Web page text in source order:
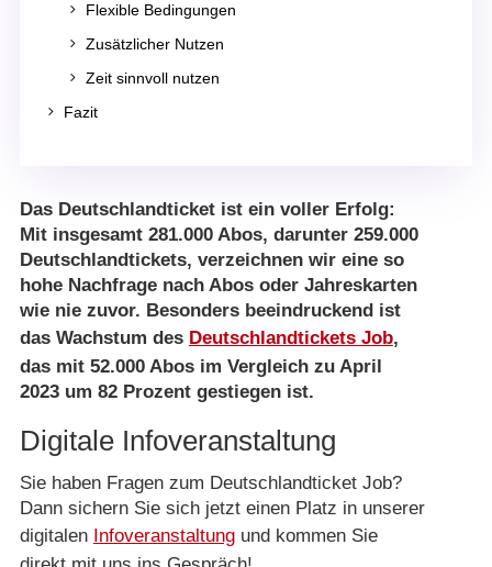
5 Flexible Bedingungen
5 Zusätzlicher Nutzen
5 Zeit sinnvoll nutzen
5 Fazit
Das Deutschlandticket ist ein voller Erfolg:
Mit insgesamt 281.000 Abos, darunter 259.000
Deutschlandtickets, verzeichnen wir eine so
hohe Nachfrage nach Abos oder Jahreskarten
wie nie zuvor. Besonders beeindruckend ist
das Wachstum des Deutschlandtickets Job,
das mit 52.000 Abos im Vergleich zu April
2023 um 82 Prozent gestiegen ist.
Digitale Infoveranstaltung
Sie haben Fragen zum Deutschlandticket Job?
Dann sichern Sie sich jetzt einen Platz in unserer
digitalen Infoveranstaltungund kommen Sie